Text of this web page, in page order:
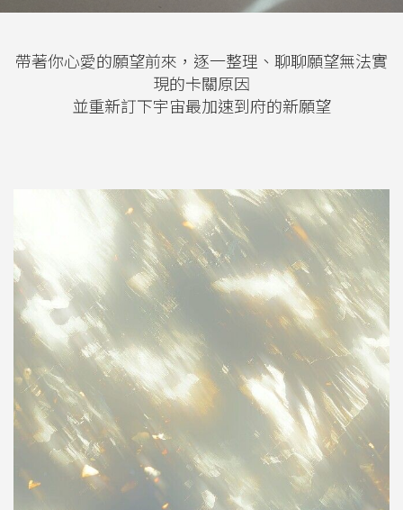
帶著你心愛的願望前來，逐一整理、聊聊願望無法實
現的卡關原因
並重新訂下宇宙最加速到府的新願望